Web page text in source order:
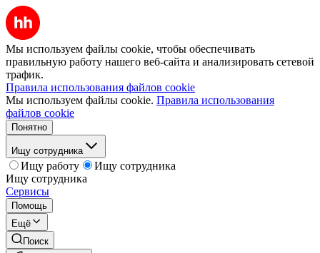
Мы используем файлы cookie, чтобы обеспечивать
правильную работу нашего веб-сайта и анализировать сетевой
трафик.
Правила использования файлов cookie
Мы используем файлы cookie. Правила использования
файлов cookie
Понятно
Ищу сотрудника
Ищу работу
Ищу сотрудника
Ищу сотрудника
Сервисы
Помощь
Ещё
Поиск